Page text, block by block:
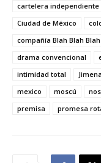
cartelera independiente
Ciudad de México
compañía Blah Blah
drama convencional
intimidad total
mexico
moscú
premisa
promesa